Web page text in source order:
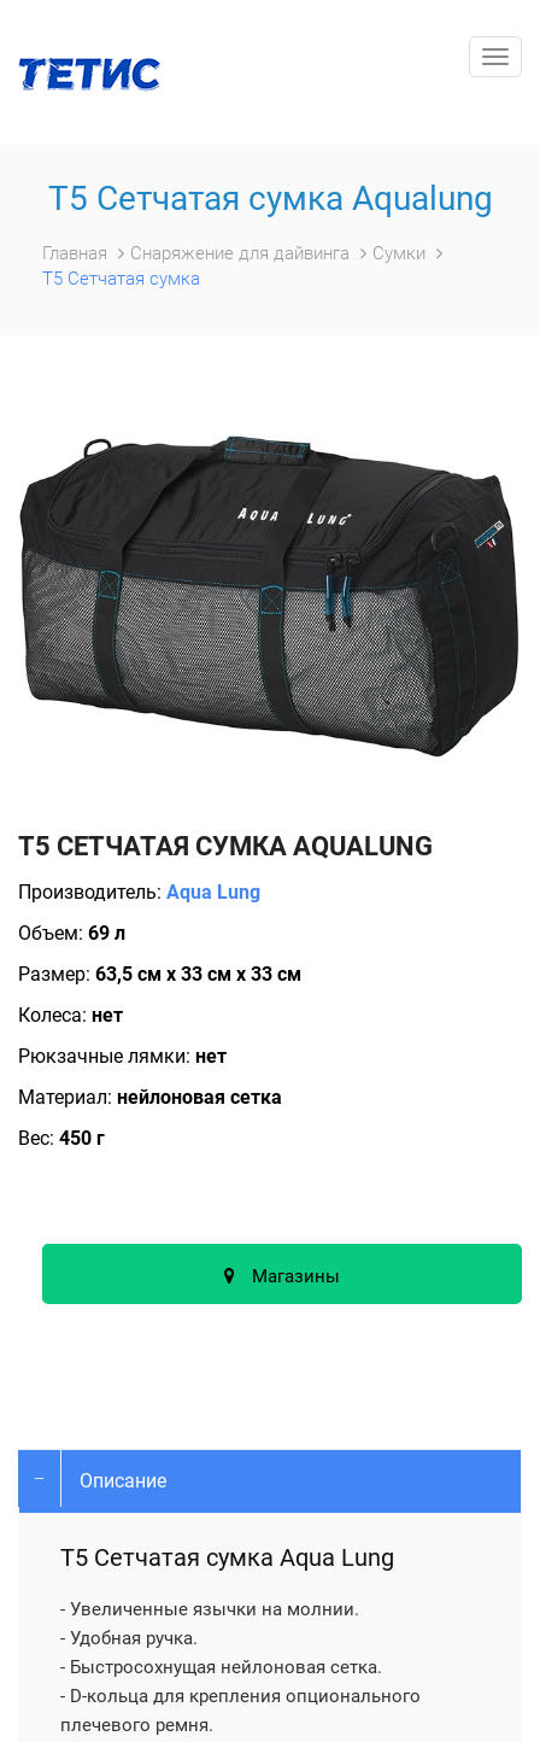
Т5 Сетчатая сумка Aqualung
Главная Снаряжение для дайвинга
Сумки
Т5 Сетчатая сумка
Т5 СЕТЧАТАЯ СУМКА AQUALUNG
Производитель: Aqua Lung
Объем: 69 л
Размер: 63,5 см х 33 см х 33 см
Колеса: нет
Рюкзачные лямки: нет
Материал: нейлоновая сетка
Вес: 450 г
Магазины
Описание
Т5 Сетчатая сумка Aqua Lung
- Увеличенные язычки на молнии.
- Удобная ручка.
- Быстросохнущая нейлоновая сетка.
- D-кольца для крепления опционального
плечевого ремня.